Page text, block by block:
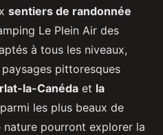
sentiers de randonnée
Le Plein Air des
à tous les niveaux,
pittoresques
la-Canéda et la
les plus beaux de
nature pourront explorer la